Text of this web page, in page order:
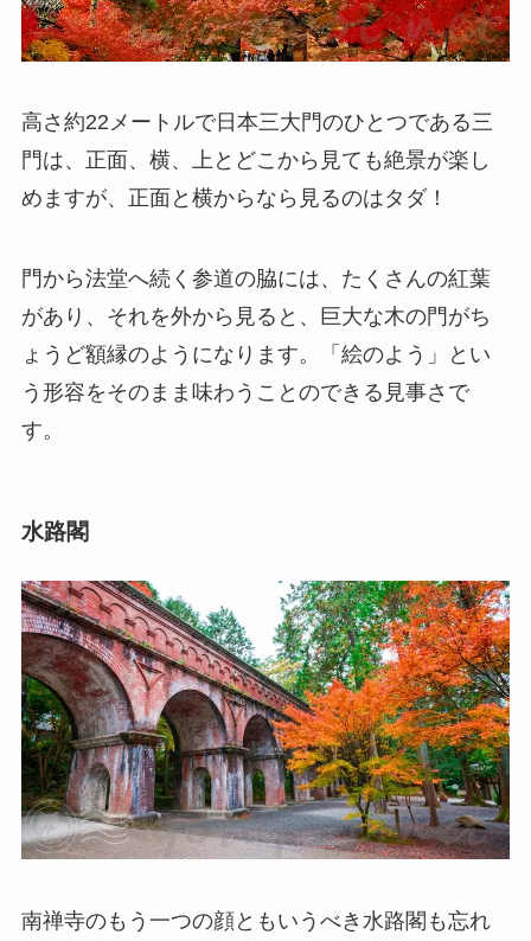
高さ約22メートルで日本三大門のひとつである三
門は、正面、横、上とどこから見ても絶景が楽し
めますが、正面と横からなら見るのはタダ！
門から法堂へ続く参道の脇には、たくさんの紅葉
があり、それを外から見ると、巨大な木の門がち
ょうど額縁のようになります。「絵のよう」とい
う形容をそのまま味わうことのできる見事さで
す。
水路閣
南禅寺のもう一つの顔ともいうべき水路閣も忘れ